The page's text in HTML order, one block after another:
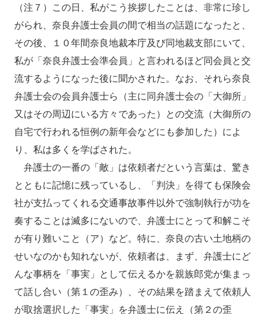
（注７）この日、私がこう挨拶したことは、非常に珍し
がられ、奈良弁護士会員の間で相当の話題になったと、
その後、１０年間奈良地裁本庁及び同地裁支部にいて、
私が「奈良弁護士会準会員」と言われるほど同会員と交
流するようになった後に聞かされた。なお、それら奈良
弁護士会の会員弁護士ら（主に同弁護士会の「大御所」
又はその周辺にいる方々であった）との交流（大御所の
自宅で行われる恒例の新年会などにも参加した）によ
り、私は多くを学ばされた。
弁護士の一番の「敵」は依頼者だという言葉は、驚き
とともに記憶に残っているし、「判決」を得ても保険会
社が支払ってくれる交通事故事件以外で強制執行が功を
奏することは滅多にないので、弁護士にとって和解こそ
が有り難いこと（ア）など。特に、奈良の古い土地柄の
せいなのかも知れないが、依頼者は、まず、弁護士にど
んな事柄を「事実」として伝えるかを親族郎党が集まっ
て話し合い（第１の歪み）、その結果を踏まえて依頼人
が取捨選択した「事実」を弁護士に伝え（第２の歪